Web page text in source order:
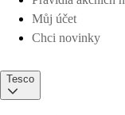
Můj účet
Chci novinky
Tesco